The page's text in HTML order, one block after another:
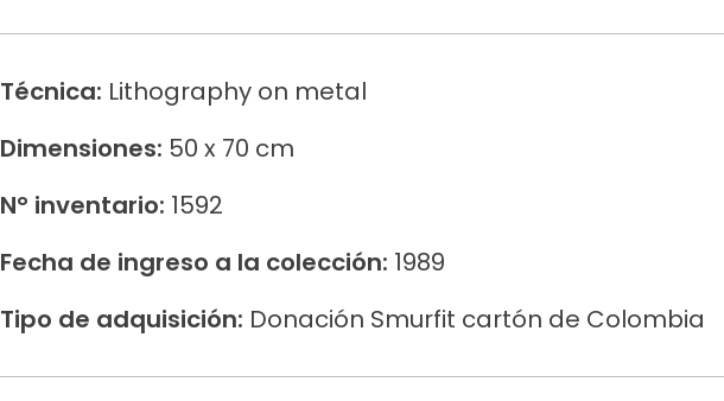
Técnica: Lithography on metal
Dimensiones: 50 x 70 cm
N° inventario: 1592
Fecha de ingreso a la colección: 1989
Tipo de adquisición: Donación Smurfit cartón de Colombia